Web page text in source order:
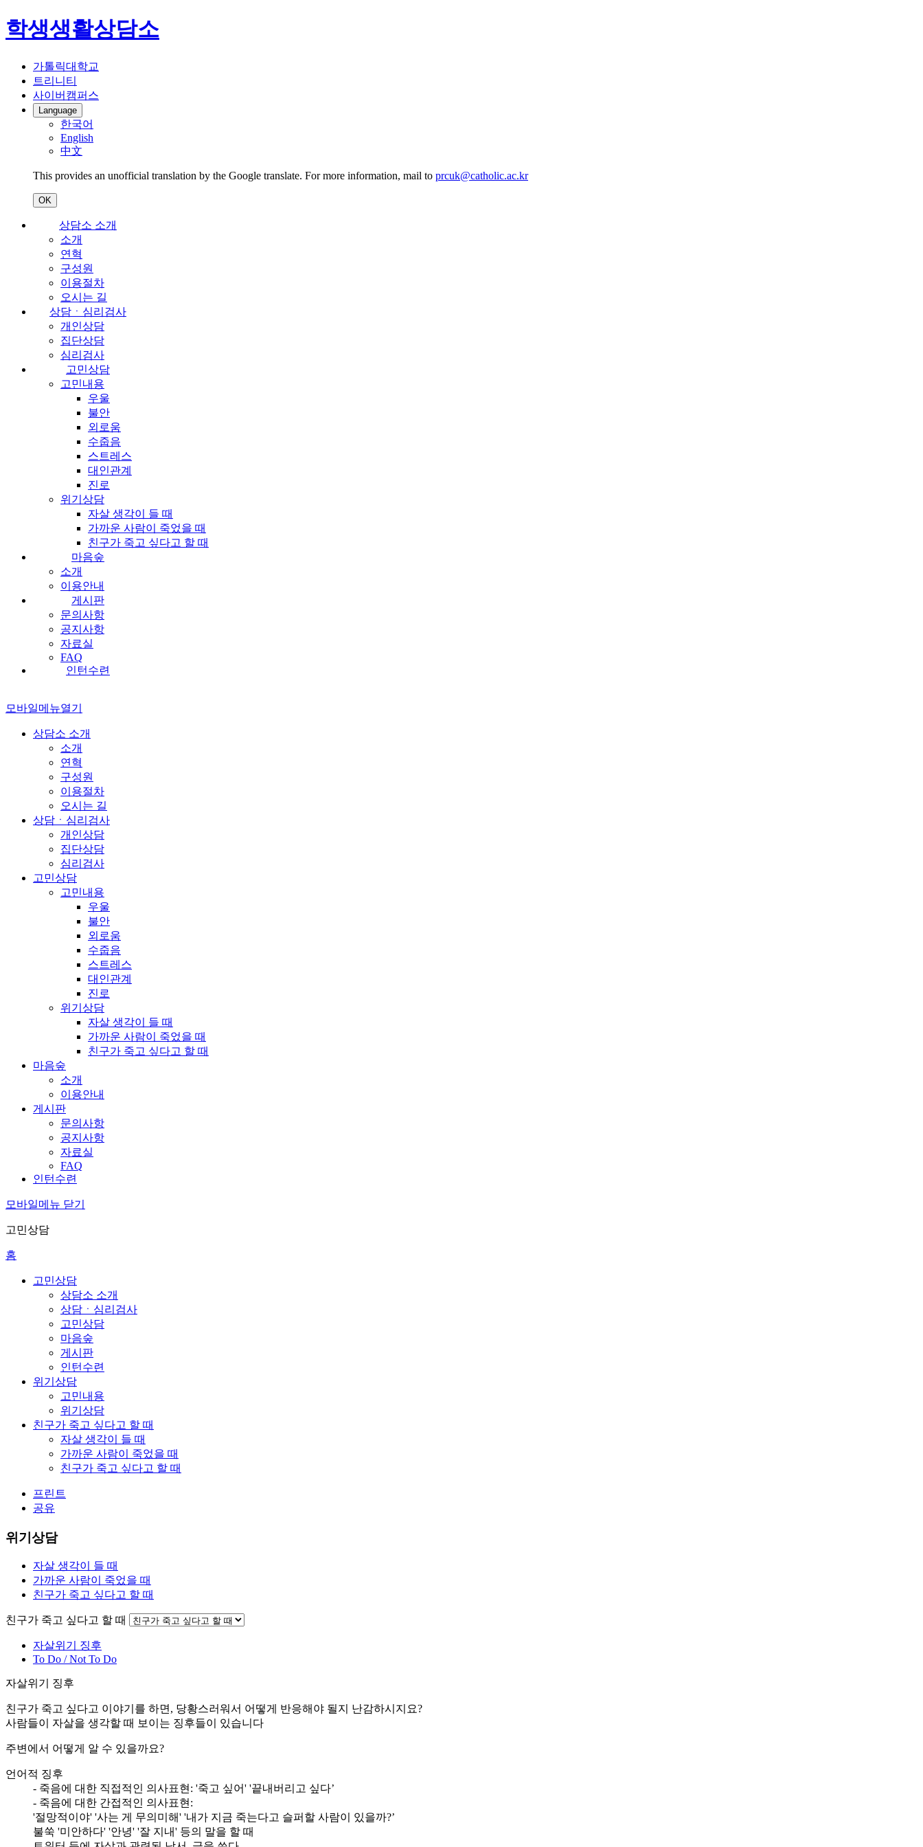
학생생활상담소
가톨릭대학교
트리니티
사이버캠퍼스
Language
한국어
English
中文
This provides an unofficial translation by the Google translate. For more information, mail to prcuk@catholic.ac.kr
OK
상담소 소개
소개
연혁
구성원
이용절차
오시는 길
상담ㆍ심리검사
개인상담
집단상담
심리검사
고민상담
고민내용
우울
불안
외로움
수줍음
스트레스
대인관계
진로
위기상담
자살 생각이 들 때
가까운 사람이 죽었을 때
친구가 죽고 싶다고 할 때
마음숲
소개
이용안내
게시판
문의사항
공지사항
자료실
FAQ
인턴수련
모바일메뉴열기
상담소 소개
소개
연혁
구성원
이용절차
오시는 길
상담ㆍ심리검사
개인상담
집단상담
심리검사
고민상담
고민내용
우울
불안
외로움
수줍음
스트레스
대인관계
진로
위기상담
자살 생각이 들 때
가까운 사람이 죽었을 때
친구가 죽고 싶다고 할 때
마음숲
소개
이용안내
게시판
문의사항
공지사항
자료실
FAQ
인턴수련
모바일메뉴 닫기
고민상담
홈
고민상담
상담소 소개
상담ㆍ심리검사
고민상담
마음숲
게시판
인턴수련
위기상담
고민내용
위기상담
친구가 죽고 싶다고 할 때
자살 생각이 들 때
가까운 사람이 죽었을 때
친구가 죽고 싶다고 할 때
프린트
공유
위기상담
자살 생각이 들 때
가까운 사람이 죽었을 때
친구가 죽고 싶다고 할 때
친구가 죽고 싶다고 할 때
자살위기 징후
To Do / Not To Do
자살위기 징후
친구가 죽고 싶다고 이야기를 하면, 당황스러워서 어떻게 반응해야 될지 난감하시지요?
사람들이 자살을 생각할 때 보이는 징후들이 있습니다
주변에서 어떻게 알 수 있을까요?
언어적 징후
- 죽음에 대한 직접적인 의사표현: '죽고 싶어' '끝내버리고 싶다’
- 죽음에 대한 간접적인 의사표현:
'절망적이야' '사는 게 무의미해' '내가 지금 죽는다고 슬퍼할 사람이 있을까?’
불쑥 '미안하다' '안녕' '잘 지내' 등의 말을 할 때